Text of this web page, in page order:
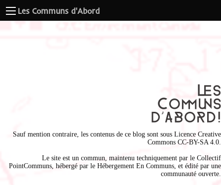
Les Communs d'Abord
Sauf mention contraire, les contenus de ce blog sont sous Licence Creative
Commons CC-BY-SA 4.0
Le site est un commun, maintenu techniquement par le Collectif
PointCommuns , hébergé par le Hébergement En Communs , et édité par une
communauté ouverte.